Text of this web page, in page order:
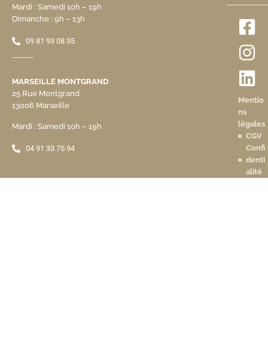
Mardi : Samedi 10h – 19h
Dimanche : 9h – 13h
09 81 93 08 35
MARSEILLE MONTGRAND
25 Rue Montgrand
13006 Marseille
Mardi : Samedi 10h – 19h
04 91 33 75 94
Mentio
ns
légales
CGV
Confi
denti
alité